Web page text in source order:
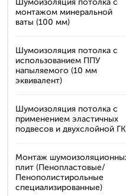
Шумоизоляция потолка с
монтажом минеральной
ваты (100 мм)
Шумоизоляция потолка с
использованием ППУ
напыляемого (10 мм
эквивалент)
Шумоизоляция потолка с
применением эластичных
подвесов и двухслойной
Монтаж
плит (Пенопластовые/
Пенополистирольные
специализированные)